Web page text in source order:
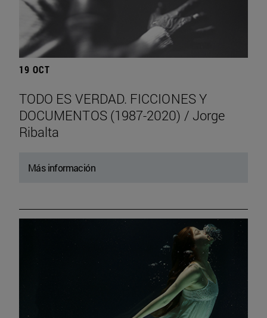
19 OCT
TODO ES VERDAD. FICCIONES Y
DOCUMENTOS (1987-2020) / Jorge
Ribalta
Más información